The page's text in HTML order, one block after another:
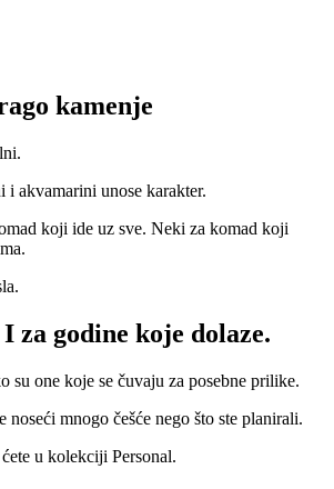
kamenje
i akvamarini unose karakter.
koji ide uz sve. Neki za komad koji
za godine koje dolaze.
su one koje se čuvaju za posebne prilike.
noseći mnogo češće nego što ste planirali.
u kolekciji Personal.